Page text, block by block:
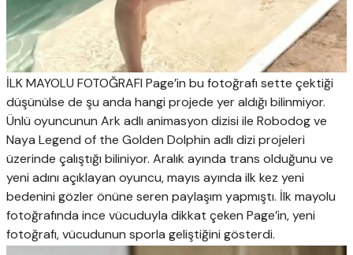
İLK MAYOLU FOTOĞRAFI Page’in bu fotoğrafı sette çektiği
düşünülse de şu anda hangi projede yer aldığı bilinmiyor.
Ünlü oyuncunun Ark adlı animasyon dizisi ile Robodog ve
Naya Legend of the Golden Dolphin adlı dizi projeleri
üzerinde çalıştığı biliniyor. Aralık ayında trans olduğunu ve
yeni adını açıklayan oyuncu, mayıs ayında ilk kez yeni
bedenini gözler önüne seren paylaşım yapmıştı. İlk mayolu
fotoğrafında ince vücuduyla dikkat çeken Page’in, yeni
fotoğrafı, vücudunun sporla geliştiğini gösterdi.